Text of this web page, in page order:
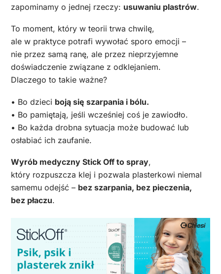
zapominamy o jednej rzeczy: usuwaniu plastrów.
To moment, który w teorii trwa chwilę,
ale w praktyce potrafi wywołać sporo emocji –
nie przez samą ranę, ale przez nieprzyjemne
doświadczenie związane z odklejaniem.
Dlaczego to takie ważne?
• Bo dzieci boją się szarpania i bólu.
• Bo pamiętają, jeśli wcześniej coś je zawiodło.
• Bo każda drobna sytuacja może budować lub
osłabiać ich zaufanie.
Wyrób medyczny Stick Off to spray,
który rozpuszcza klej i pozwala plasterkowi niemal
samemu odejść – bez szarpania, bez pieczenia,
bez płaczu.